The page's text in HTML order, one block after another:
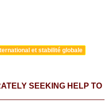
et stabilité globale
SEEKING HELP TO